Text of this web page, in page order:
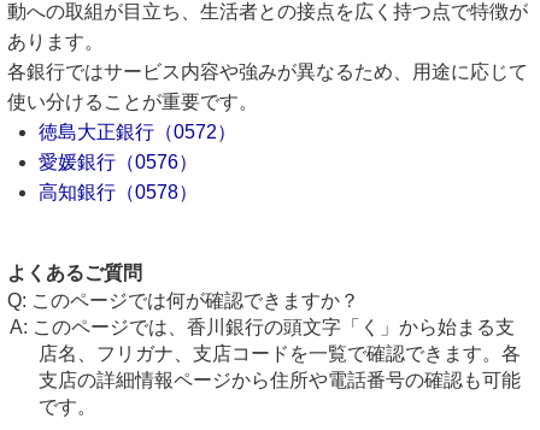
動への取組が目立ち、生活者との接点を広く持つ点で特徴が
あります。
各銀行ではサービス内容や強みが異なるため、用途に応じて
使い分けることが重要です。
徳島大正銀行（0572）
愛媛銀行（0576）
高知銀行（0578）
よくあるご質問
このページでは何が確認できますか？
このページでは、香川銀行の頭文字「く」から始まる支
店名、フリガナ、支店コードを一覧で確認できます。各
支店の詳細情報ページから住所や電話番号の確認も可能
です。